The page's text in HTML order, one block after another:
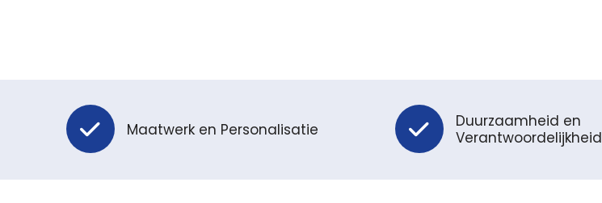
Maatwerk en Personalisatie
Duurzaamheid en
Verantwoordelijkheid